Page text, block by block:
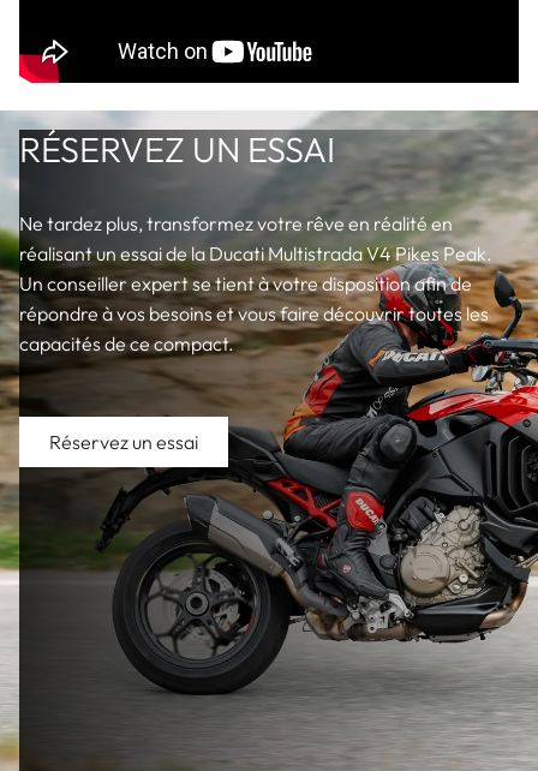
RÉSERVEZ UN ESSAI
Ne tardez plus, transformez votre rêve en réalité en
réalisant un essai de la Ducati Multistrada V4 Pikes Peak.
Un conseiller expert se tient à votre disposition afin de
répondre à vos besoins et vous faire découvrir toutes les
capacités de ce compact.
Réservez un essai